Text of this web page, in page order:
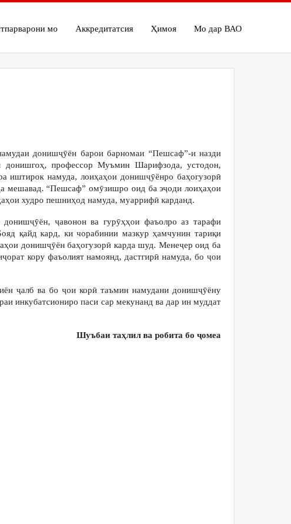
мо Аккредитатсия Ҳимоя Мо дар ВАО
донишҷӯён барои барномаи “Пешсаф”-и назди
профессор Муъмин Шарифзода, устодон,
иштирок намуда, лоиҳаҳои донишҷӯёнро баҳогузорӣ
мешавад. “Пешсаф” омӯзишро оид ба эҷоди лоиҳаҳои
худро пешниҳод намуда, муаррифӣ карданд.
ҷавонон ва гурӯҳҳои фаъолро аз тарафи
қайд кард, ки чорабинии мазкур ҳамчунин тариқи
донишҷӯён баҳогузорӣ карда шуд. Менеҷер оид ба
кору фаъолият намоянд, дастгирӣ намуда, бо ҷои
ҷалб ва бо ҷои корӣ таъмин намудани донишҷӯёну
инкубатсиониро паси сар мекунанд ва дар ин муддат
Шуъбаи таҳлил ва робита бо ҷомеа